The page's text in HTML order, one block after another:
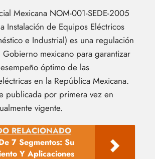
Mexicana NOM-001-SEDE-2005
Instalación de Equipos Eléctricos
e Industrial) es una regulación
mexicano para garantizar
óptimo de las
en la República Mexicana.
publicada por primera vez en
vigente.
RELACIONADO
7 Segmentos: Su
Y Aplicaciones